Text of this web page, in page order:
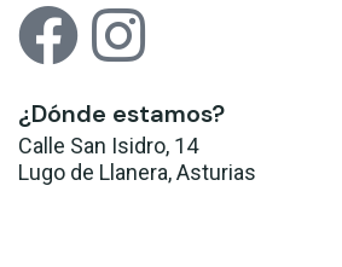
¿Dónde estamos?
Calle San Isidro, 14
Lugo de Llanera, Asturias